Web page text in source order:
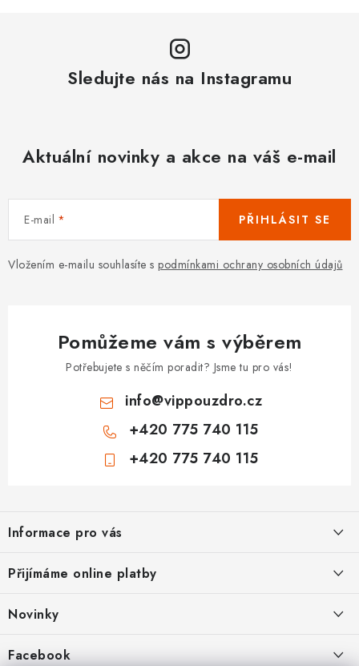
Sledujte nás na Instagramu
Aktuální novinky a akce na váš e-mail
E-mail
Vložením e-mailu souhlasíte s podmínkami ochrany osobních údajů
PŘIHLÁSIT SE
Pomůžeme vám s výběrem
Potřebujete s něčím poradit? Jsme tu pro vás!
info@vippouzdro.cz
+420 775 740 115
+420 775 740 115
p
a
Informace pro vás
Jak nakupovat
Ochrana osobních údajů
Hodnocení obchodu
Přijímáme online platby
Novinky
Kryty, pouzdra, obaly na mobil Apple iPhone.
11.9.2022
Facebook